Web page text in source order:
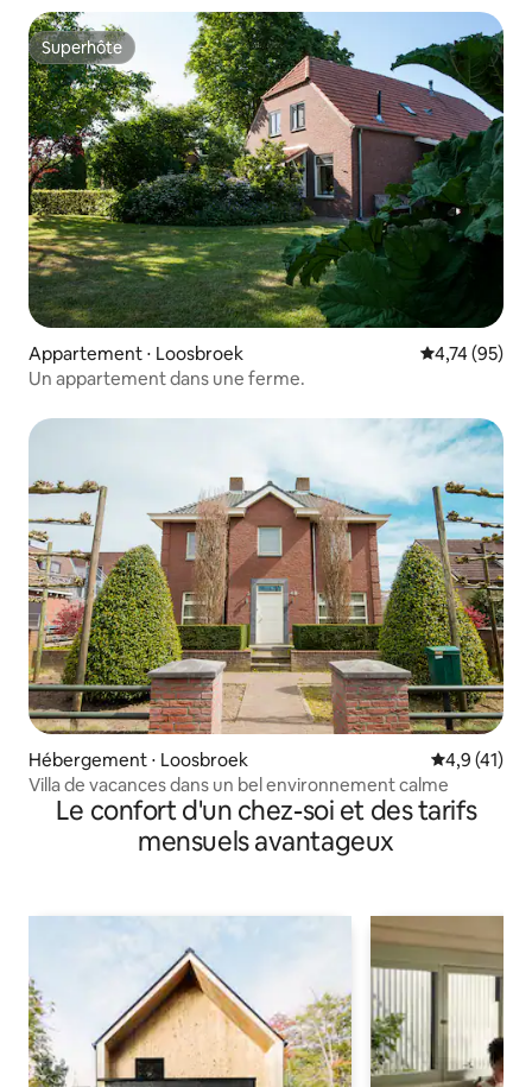
Superhôte
Superhôte
Appartement ⋅ Loosbroek Évaluation
4,74 (95)
Un appartement dans une ferme.
Hébergement ⋅ Loosbroek Évaluation
4,9 (41)
Villa de vacances dans un bel environnement calme
Le confort d'un chez-soi et des tarifs
mensuels avantageux